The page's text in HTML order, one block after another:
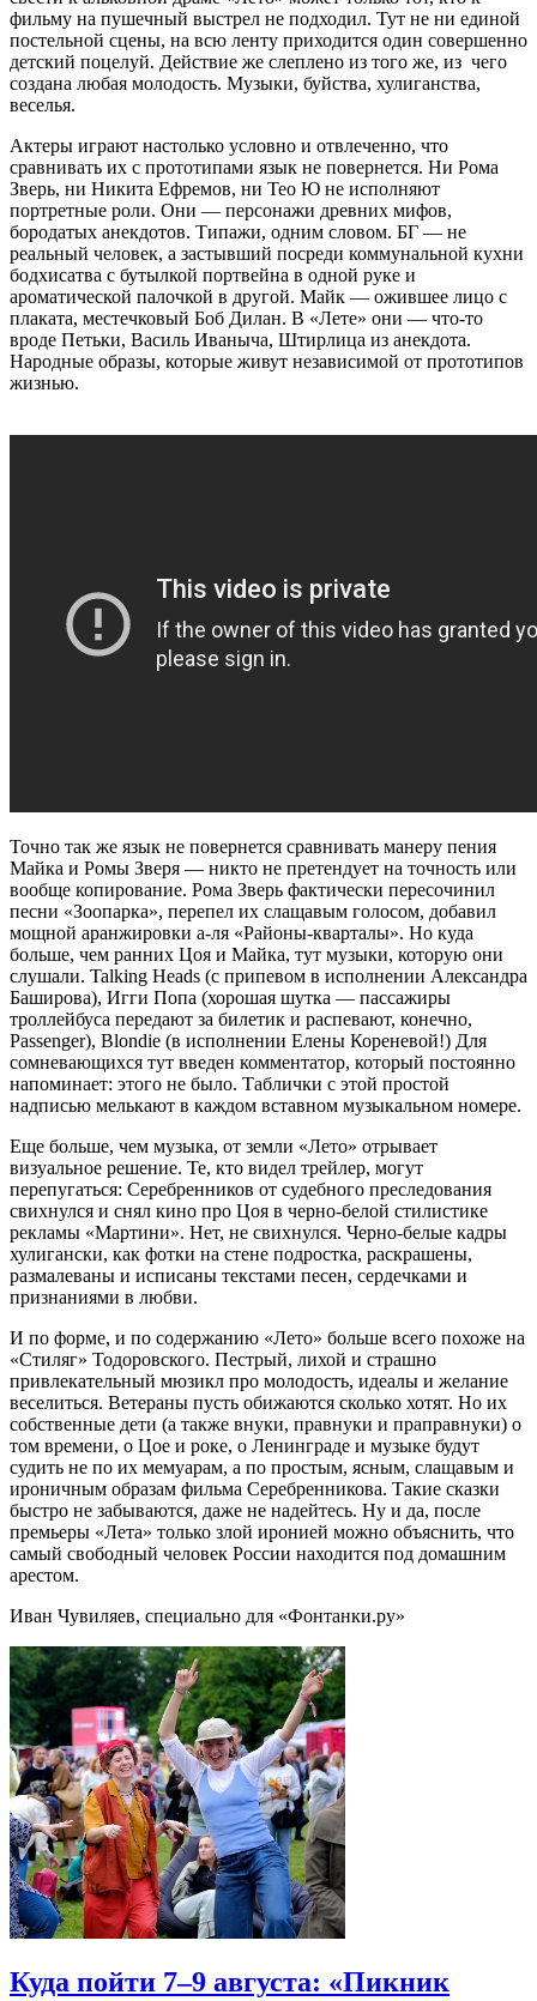
фильму на пушечный выстрел не подходил. Тут не ни единой
постельной сцены, на всю ленту приходится один совершенно
детский поцелуй. Действие же слеплено из того же, из чего
создана любая молодость. Музыки, буйства, хулиганства,
веселья.
Актеры играют настолько условно и отвлеченно, что
сравнивать их с прототипами язык не повернется. Ни Рома
Зверь, ни Никита Ефремов, ни Тео Ю не исполняют
портретные роли. Они — персонажи древних мифов,
бородатых анекдотов. Типажи, одним словом. БГ — не
реальный человек, а застывший посреди коммунальной кухни
бодхисатва с бутылкой портвейна в одной руке и
ароматической палочкой в другой. Майк — ожившее лицо с
плаката, местечковый Боб Дилан. В «Лете» они — что-то
вроде Петьки, Василь Иваныча, Штирлица из анекдота.
Народные образы, которые живут независимой от прототипов
жизнью.
Точно так же язык не повернется сравнивать манеру пения
Майка и Ромы Зверя — никто не претендует на точность или
вообще копирование. Рома Зверь фактически пересочинил
песни «Зоопарка», перепел их слащавым голосом, добавил
мощной аранжировки а-ля «Районы-кварталы». Но куда
больше, чем ранних Цоя и Майка, тут музыки, которую они
слушали. Talking Heads (с припевом в исполнении Александра
Баширова), Игги Попа (хорошая шутка — пассажиры
троллейбуса передают за билетик и распевают, конечно,
Passenger), Blondie (в исполнении Елены Кореневой!) Для
сомневающихся тут введен комментатор, который постоянно
напоминает: этого не было. Таблички с этой простой
надписью мелькают в каждом вставном музыкальном номере.
Еще больше, чем музыка, от земли «Лето» отрывает
визуальное решение. Те, кто видел трейлер, могут
перепугаться: Серебренников от судебного преследования
свихнулся и снял кино про Цоя в черно-белой стилистике
рекламы «Мартини». Нет, не свихнулся. Черно-белые кадры
хулигански, как фотки на стене подростка, раскрашены,
размалеваны и исписаны текстами песен, сердечками и
признаниями в любви.
И по форме, и по содержанию «Лето» больше всего похоже на
«Стиляг» Тодоровского. Пестрый, лихой и страшно
привлекательный мюзикл про молодость, идеалы и желание
веселиться. Ветераны пусть обижаются сколько хотят. Но их
собственные дети (а также внуки, правнуки и праправнуки) о
том времени, о Цое и роке, о Ленинграде и музыке будут
судить не по их мемуарам, а по простым, ясным, слащавым и
ироничным образам фильма Серебренникова. Такие сказки
быстро не забываются, даже не надейтесь. Ну и да, после
премьеры «Лета» только злой иронией можно объяснить, что
самый свободный человек России находится под домашним
арестом.
Иван Чувиляев, специально для «Фонтанки.ру»
Куда пойти 7–9 августа: «Пикник